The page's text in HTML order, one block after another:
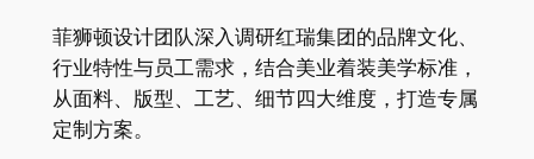
菲狮顿设计团队深入调研红瑞集团的品牌文化、
行业特性与员工需求，结合美业着装美学标准，
从面料、版型、工艺、细节四大维度，打造专属
定制方案。